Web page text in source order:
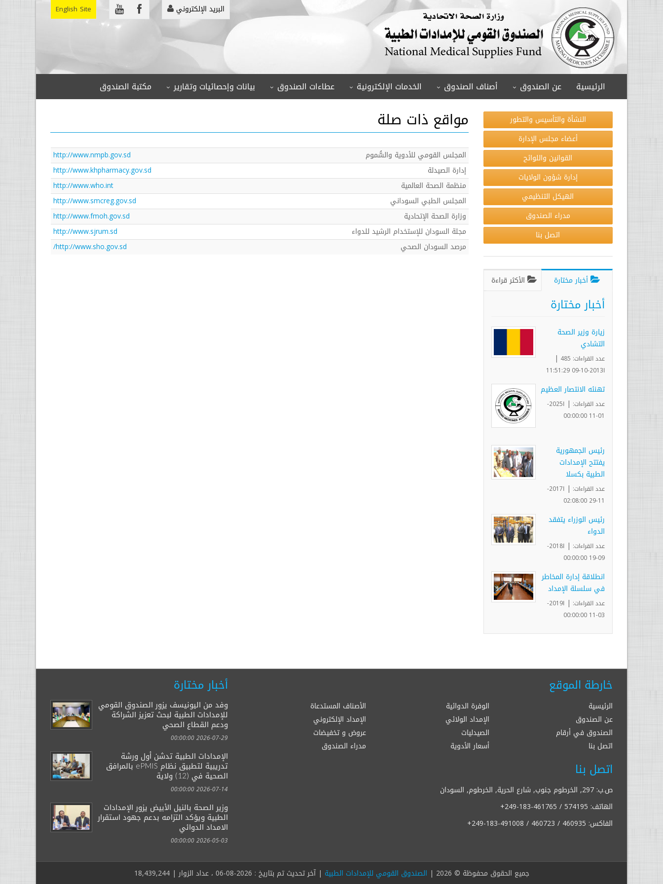
English Site البريد الإلكتروني
الرئيسية عن الصندوق أصناف الصندوق الخدمات الإلكترونية عطاءات الصندوق بيانات وإحصائيات وتقارير مكتبة الصندوق
النشأة والتأسيس والتطور
أعضاء مجلس الإدارة
القوانين واللوائح
إدارة شؤون الولايات
الهيكل التنظيمي
مدراء الصندوق
اتصل بنا
أخبار مختارة الأكثر قراءة
أخبار مختارة
زيارة وزير الصحة
التشادي
عدد القراءات: 485 |
ا2013-10-09 11:51:29
تهنئه الانتصار العظيم
عدد القراءات: |
ا2025-
01-11 00:00:00
رئيس الجمهورية
يفتتح الإمدادات
الطبية بكسلا
عدد القراءات: |
ا2017-
11-29 02:08:00
رئيس الوزراء يتفقد
الدواء
عدد القراءات: |
ا2018-
09-19 00:00:00
انطلاقة إدارة المخاطر
في سلسلة الإمداد
عدد القراءات: |
ا2019-
03-11 00:00:00
مواقع ذات صلة
المجلس القومي للأدوية والسُّموم
http://www.nmpb.gov.sd
إدارة الصيدلة
http://www.khpharmacy.gov.sd
منظمة الصحة العالمية
http://www.who.int
المجلس الطبي السوداني
http://www.smcreg.gov.sd
وزارة الصحة الإتحادية
http://www.fmoh.gov.sd
مجلة السودان للإستخدام الرشيد للدواء
http://www.sjrum.sd
مرصد السودان الصحي
http://www.sho.gov.sd/
خارطة الموقع
الرئيسية الوفرة الدوائية
الأصناف المستدعاة
عن الصندوق
الإمداد الولائي
الإمداد الإلكتروني
الصندوق في أرقام
الصيدليات
عروض و تخفيضات
اتصل بنا
أسعار الأدوية مدراء الصندوق
اتصل بنا
ص.ب: 297, الخرطوم جنوب, شارع الحرية, الخرطوم, السودان
الهاتف: +249-183-461765 / 574195
الفاكس: +249-183-491008 / 460723 / 460935
أخبار مختارة
وفد من اليونيسف يزور الصندوق القومي
للإمدادات الطبية لبحث تعزيز الشراكة
ودعم القطاع الصحي
2026-07-29 00:00:00
الإمدادات الطبية تدشن أول ورشة
تدريبية لتطبيق نظام ePMIS بالمرافق
الصحية في (12) ولاية
2026-07-14 00:00:00
وزير الصحة بالنيل الأبيض يزور الإمدادات
الطبية ويؤكد التزامه بدعم جهود استقرار
الامداد الدوائي
2026-05-03 00:00:00
جميع الحقوق محفوظة © 2026 | الصندوق القومي للإمدادات الطبية | آخر تحديث تم بتاريخ : 2026-08-06 ، عداد الزوار | 18,439,244